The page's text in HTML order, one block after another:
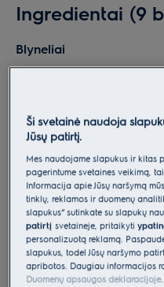
Ingredientai (9
Blyneliai
kepimo miltelių, 1⁄2
Uogienė
1/4 puodelio suspausto
šviežių citrinų sulčių, 3
mėgstamų uogų.
Skrudintos pistacijos ir
1 puodelis smulkintų
Ši svetainė naudoja
Jūsų patirtį.
Mes naudojame slapukus ir kitas
pagerintume svetainės veikimą,
Informacija apie Jūsų naršymą
tinklų, reklamos ir duomenų
slapukus“ sutinkate su slapukų
patirtįsvetainėje, pritaikyti
personalizuotą reklamą.
slapukus, todėl Jūsų naršymo
apribotos. Daugiau informacijos
Duomenų apsaugos deklaracijoje.